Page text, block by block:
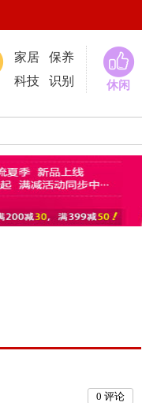
家居
保养
科技
识别 休闲
0 评论